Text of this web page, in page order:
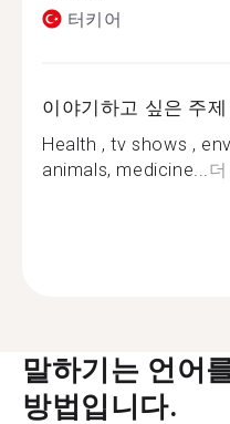
터키어
이야기하고 싶은 주제
Health , tv shows ,
animals, medicine...
말하기는 언어
방법입니다.